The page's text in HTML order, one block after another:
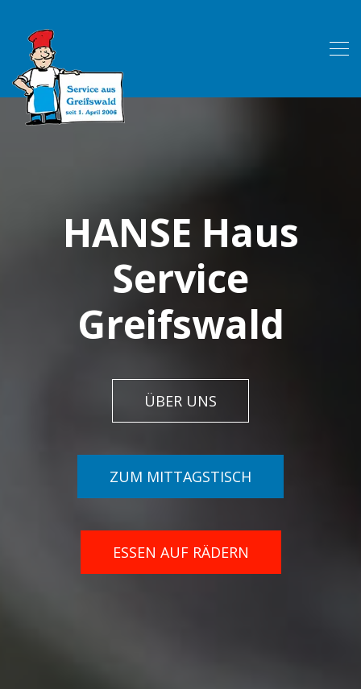
HANSE Haus
Service
Greifswald
ÜBER UNS
ZUM MITTAGSTISCH
ESSEN AUF RÄDERN